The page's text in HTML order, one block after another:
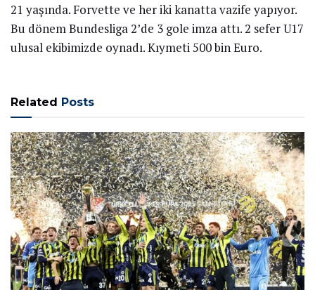
21 yaşında. Forvette ve her iki kanatta vazife yapıyor.
Bu dönem Bundesliga 2’de 3 gole imza attı. 2 sefer U17
ulusal ekibimizde oynadı. Kıymeti 500 bin Euro.
Related Posts